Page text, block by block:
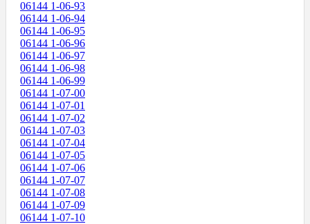
06144 1-06-93
06144 1-06-94
06144 1-06-95
06144 1-06-96
06144 1-06-97
06144 1-06-98
06144 1-06-99
06144 1-07-00
06144 1-07-01
06144 1-07-02
06144 1-07-03
06144 1-07-04
06144 1-07-05
06144 1-07-06
06144 1-07-07
06144 1-07-08
06144 1-07-09
06144 1-07-10